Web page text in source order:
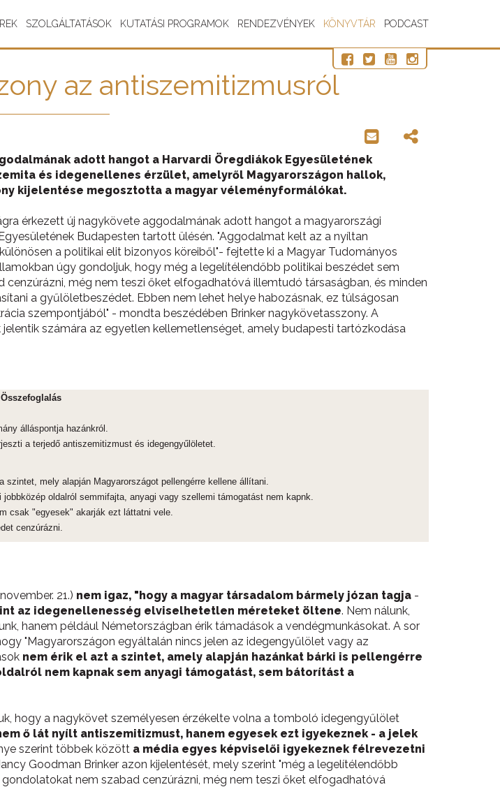
SZOLGÁLTATÁSOK KUTATÁSI PROGRAMOK RENDEZVÉNYEK KÖNYVTÁR PODCAST
az antiszemitizmusról
adott hangot a Harvardi Öregdiákok Egyesületének
és idegenellenes érzület, amelyről Magyarországon hallok,
kijelentése megosztotta a magyar véleményformálókat.
érkezett új nagykövete aggodalmának adott hangot a magyarországi
Budapesten tartott ülésén. "Aggodalmat kelt az a nyíltan
a politikai elit bizonyos köreiből"- fejtette ki a Magyar Tudományos
úgy gondoljuk, hogy még a legelítélendőbb politikai beszédet sem
még nem teszi őket elfogadhatóvá illemtudó társaságban, és minden
a gyűlöletbeszédet. Ebben nem lehet helye habozásnak, ez túlságosan
szempontjából" - mondta beszédében Brinker nagykövetasszony. A
számára az egyetlen kellemetlenséget, amely budapesti tartózkodása
Összefoglalás
álláspontja hazánkról.
a terjedő antiszemitizmust és idegengyűlöletet.
mely alapján Magyarországot pellengérre kellene állítani.
oldalról semmifajta, anyagi vagy szellemi támogatást nem kapnk.
csak "egyesek" akarják ezt láttatni vele.
cenzúrázni.
21.) nem igaz, "hogy a magyar társadalom bármely józan tagja -
az idegenellenesség elviselhetetlen méreteket öltene. Nem nálunk,
hanem például Németországban érik támadások a vendégmunkásokat. A sor
"Magyarországon egyáltalán nincs jelen az idegengyűlölet vagy az
nem érik el azt a szintet, amely alapján hazánkat bárki is pellengérre
nem kapnak sem anyagi támogatást, sem bátorítást a
hogy a nagykövet személyesen érzékelte volna a tomboló idegengyűlölet
ő lát nyílt antiszemitizmust, hanem egyesek ezt igyekeznek - a jelek
szerint többek között a média egyes képviselői igyekeznek félrevezetni
Goodman Brinker azon kijelentését, mely szerint "még a legelítélendőbb
nem szabad cenzúrázni, még nem teszi őket elfogadhatóvá